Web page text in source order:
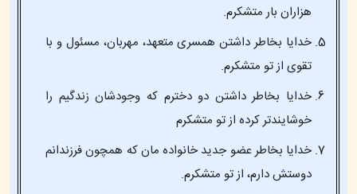
هزاران بار متشکرم.
خدایا بخاطر داشتن همسری متعهد، مهربان، مسئول و با
تقوی از تو متشکرم.
خدایا بخاطر داشتن دو دخترم که وجودشان زندگیم را
خوشایندتر کرده از تو متشکرم
خدایا بخاطر عضو جدید خانواده مان که همچون فرزندانم
دوستش دارم، از تو متشکرم.